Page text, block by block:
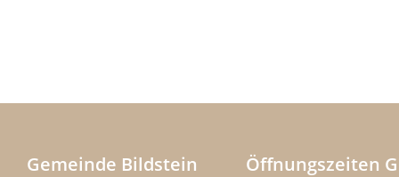
Gemeinde Bildstein Öffnungszeiten